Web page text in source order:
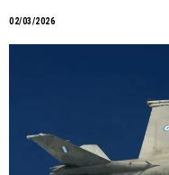
02/03/2026